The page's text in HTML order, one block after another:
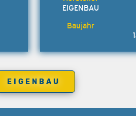
EIGENBAU
EIGENBAU